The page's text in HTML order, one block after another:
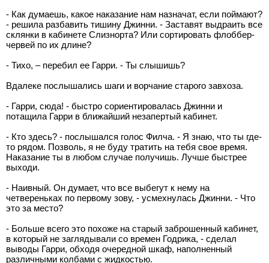
- Как думаешь, какое наказание нам назначат, если поймают?
- решила разбавить тишину Джинни. - Заставят выдраить все
склянки в кабинете Слизнорта? Или сортировать флоббер-
червей по их длине?
- Тихо, – перебил ее Гарри. - Ты слышишь?
Вдалеке послышались шаги и ворчание старого завхоза.
- Гарри, сюда! - быстро сориентировалась Джинни и
потащила Гарри в ближайший незапертый кабинет.
- Кто здесь? - послышался голос Филча. - Я знаю, что ты где-
то рядом. Позволь, я не буду тратить на тебя свое время.
Наказание ты в любом случае получишь. Лучше быстрее
выходи.
- Наивный. Он думает, что все выбегут к нему на
четвереньках по первому зову, - усмехнулась Джинни. - Что
это за место?
- Больше всего это похоже на старый заброшенный кабинет,
в который не заглядывали со времен Годрика, - сделал
выводы Гарри, обходя очередной шкаф, наполненный
различными колбами с жидкостью.